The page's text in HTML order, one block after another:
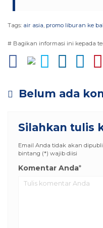
Tags: air asia, promo liburan ke
# Bagikan informasi ini kepada
Belum ada
Silahkan tulis
Email Anda tidak akan
bintang (*) wajib diisi
Komentar Anda*